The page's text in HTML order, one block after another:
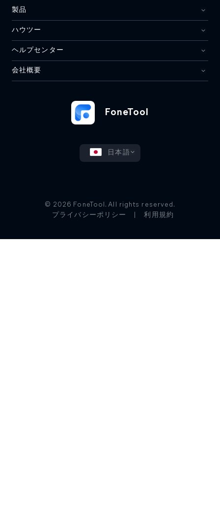
FoneTool
日本語
製品
ハウツー
ヘルプセンター
会社概要
© 2026 FoneTool. All rights reserved.
プライバシーポリシー
利用規約